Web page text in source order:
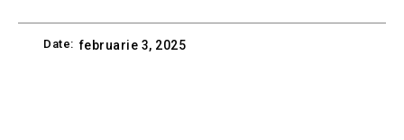
Date: februarie 3, 2025